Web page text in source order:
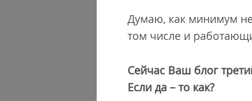
Думаю, как минимум
том числе и
Сейчас Ваш блог
Если да – то как?